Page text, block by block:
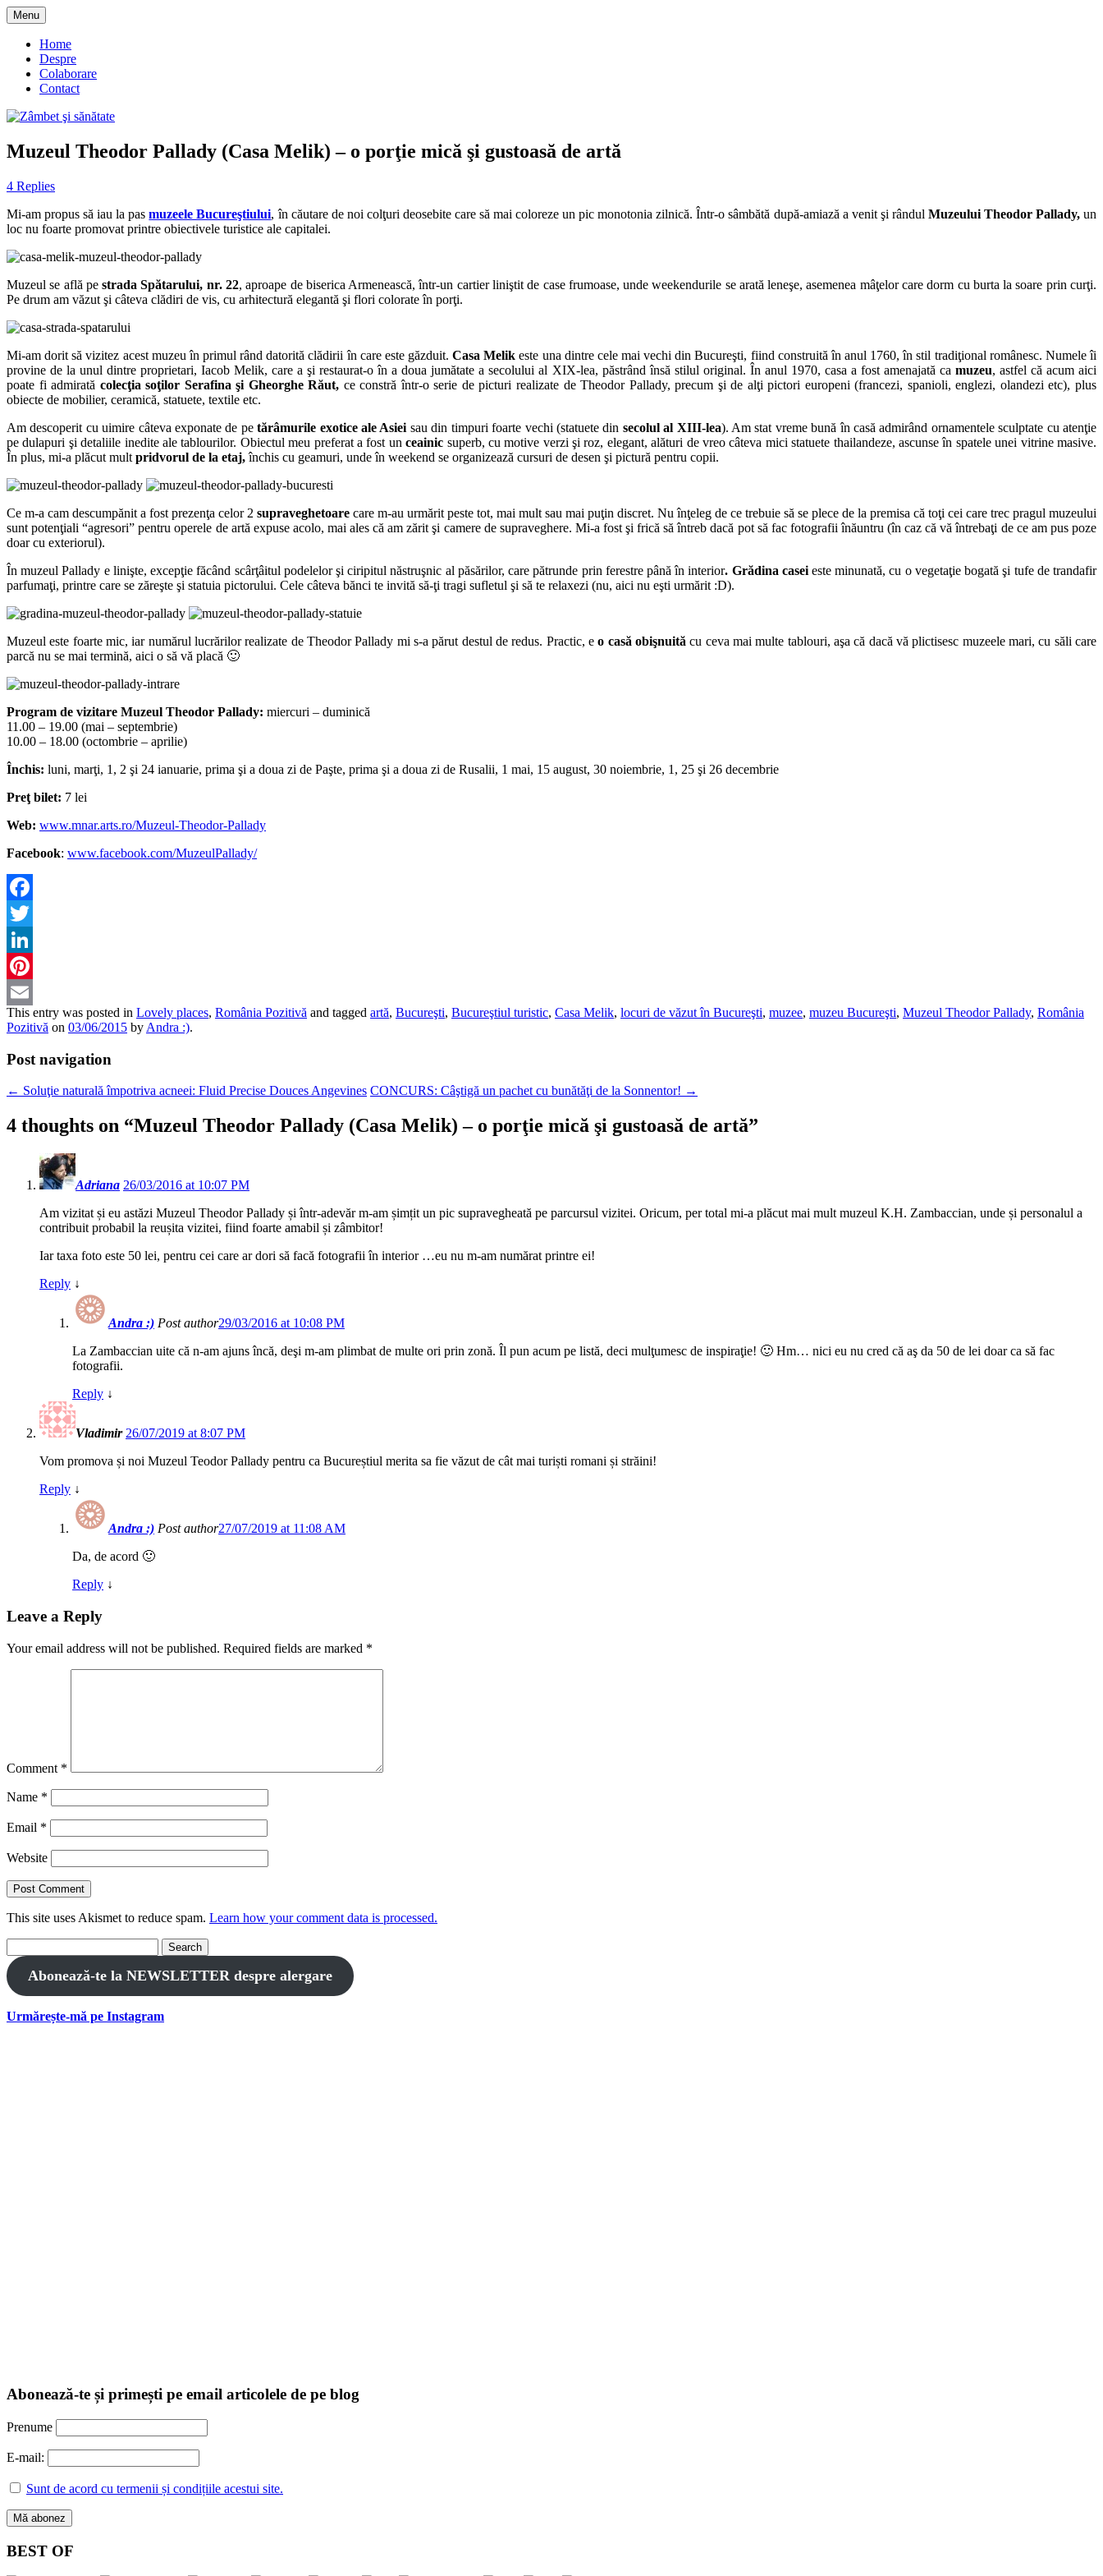
Skip
to
content
Zâmbet şi sănătate
Menu
Home
Despre
Colaborare
Contact
Muzeul Theodor Pallady (Casa Melik) – o porţie mică şi gustoasă de artă
4 Replies
Mi-am propus să iau la pasmuzeele Bucureştiului, în căutare de noi colţuri deosebite care să mai coloreze un pic monotonia zilnică. Într-o sâmbătă după-amiază a venit şi rândul Muzeului Theodor Pallady,un
loc nu foarte promovat printre obiectivele turistice ale capitalei.
Muzeul se află pestrada Spătarului, nr. 22, aproape de biserica Armenească, într-un cartier liniştit de case frumoase, unde weekendurile se arată leneşe, asemenea mâţelor care dorm cu burta la soare prin curţi.
Pe drum am văzut şi câteva clădiri de vis, cu arhitectură elegantă şi flori colorate în porţi.
Mi-am dorit să vizitez acest muzeu în primul rând datorită clădirii în care este găzduit.Casa Melik este una dintre cele mai vechi din Bucureşti, fiind construită în anul 1760, în stil tradiţional românesc. Numele îi
provine de la unul dintre proprietari, Iacob Melik, care a şi restaurat-o în a doua jumătate a secolului al XIX-lea, păstrând însă stilul original. În anul 1970, casa a fost amenajată ca muzeu, astfel că acum aici
poate fi admirată colecţia soţilor Serafina şi Gheorghe Răut, ce constră într-o serie de picturi realizate de Theodor Pallady, precum şi de alţi pictori europeni (francezi, spanioli, englezi, olandezi etc), plus
obiecte de mobilier, ceramică, statuete, textile etc.
Am descoperit cu uimire câteva exponate de petărâmurile exotice ale Asiei sau din timpuri foarte vechi (statuete din secolul al XIII-lea). Am stat vreme bună în casă admirând ornamentele sculptate cu atenţie
pe dulapuri şi detaliile inedite ale tablourilor. Obiectul meu preferat a fost unceainic superb, cu motive verzi şi roz, elegant, alături de vreo câteva mici statuete thailandeze, ascunse în spatele unei vitrine masive.
În plus, mi-a plăcut mult pridvorul de la etaj,închis cu geamuri, unde în weekend se organizează cursuri de desen şi pictură pentru copii.
Ce m-a cam descumpănit a fost prezenţa celor 2 supraveghetoare care m-au urmărit peste tot, mai mult sau mai puţin discret. Nu înţeleg de ce trebuie să se plece de la premisa că toţi cei care trec pragul muzeului
sunt potenţiali “agresori” pentru operele de artă expuse acolo, mai ales că am zărit şi camere de supraveghere. Mi-a fost şi frică să întreb dacă pot să fac fotografii înăuntru (în caz că vă întrebaţi de ce am pus poze
doar cu exteriorul).
În muzeul Pallady e linişte, excepţie făcând scârţâitul podelelor şi ciripitul năstruşnic al păsărilor, care pătrunde prin ferestre până în interior. Grădina caseieste minunată, cu o vegetaţie bogată şi tufe de trandafir
parfumaţi, printre care se zăreşte şi statuia pictorului. Cele câteva bănci te invită să-ţi tragi sufletul şi să te relaxezi (nu, aici nu eşti urmărit :D).
Muzeul este foarte mic, iar numărul lucrărilor realizate de Theodor Pallady mi s-a părut destul de redus. Practic, eo casă obişnuită cu ceva mai multe tablouri, aşa că dacă vă plictisesc muzeele mari, cu săli care
parcă nu se mai termină, aici o să vă placă 🙂
Program de vizitare Muzeul Theodor Pallady: miercuri – duminică
11.00 – 19.00 (mai – septembrie)
10.00 – 18.00 (octombrie – aprilie)
Închis: luni, marţi, 1, 2 şi 24 ianuarie, prima şi a doua zi de Paşte, prima şi a doua zi de Rusalii, 1 mai, 15 august, 30 noiembrie, 1, 25 şi 26 decembrie
Preţ bilet: 7 lei
Web: www.mnar.arts.ro/Muzeul-Theodor-Pallady
Facebook: www.facebook.com/MuzeulPallady/
Facebook
Twitter
LinkedIn
Pinterest
Email
This entry was posted in Lovely places, România Pozitivă and tagged artă, Bucureşti, Bucureştiul turistic, Casa Melik, locuri de văzut în Bucureşti, muzee, muzeu Bucureşti, Muzeul Theodor Pallady, România
Pozitivă on 03/06/2015 by Andra :).
Post navigation
← Soluţie naturală împotriva acneei: Fluid Precise Douces Angevines CONCURS: Câştigă un pachet cu bunătăţi de la Sonnentor! →
4 thoughts on “Muzeul Theodor Pallady (Casa Melik) – o porţie mică şi gustoasă de artă”
Adriana 26/03/2016 at 10:07 PM
Am vizitat și eu astăzi Muzeul Theodor Pallady și într-adevăr m-am șimțit un pic supravegheată pe parcursul vizitei. Oricum, per total mi-a plăcut mai mult muzeul K.H. Zambaccian, unde și personalul a
contribuit probabil la reușita vizitei, fiind foarte amabil și zâmbitor!
Iar taxa foto este 50 lei, pentru cei care ar dori să facă fotografii în interior …eu nu m-am numărat printre ei!
Reply ↓
Andra :) Post author29/03/2016 at 10:08 PM
La Zambaccian uite că n-am ajuns încă, deşi m-am plimbat de multe ori prin zonă. Îl pun acum pe listă, deci mulţumesc de inspiraţie! 🙂 Hm… nici eu nu cred că aş da 50 de lei doar ca să fac
fotografii.
Reply ↓
Vladimir 26/07/2019 at 8:07 PM
Vom promova și noi Muzeul Teodor Pallady pentru ca Bucureștiul merita sa fie văzut de cât mai turiști romani și străini!
Reply ↓
Andra :) Post author27/07/2019 at 11:08 AM
Da, de acord 🙂
Reply ↓
Leave a Reply
Your email address will not be published. Required fields are marked *
Comment *
Name *
Email *
Website
This site uses Akismet to reduce spam. Learn how your comment data is processed.
for:
Abonează-te la NEWSLETTER despre alergare
Urmărește-mă pe Instagram
Abonează-te și primești pe email articolele de pe blog
Prenume
E-mail:
Sunt de acord cu termenii și condițiile acestui site.
BEST OF